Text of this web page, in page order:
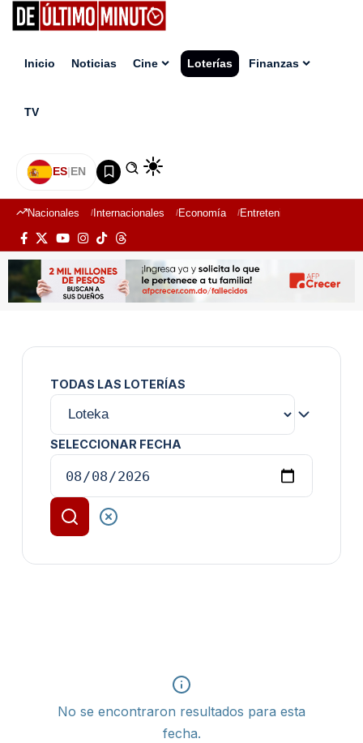
Inicio Noticias Cine Loterías Finanzas
TV
ES|EN
Nacionales Internacionales Economía Entretenimiento
TODAS LAS LOTERÍAS
SELECCIONAR FECHA
No se encontraron resultados para esta
fecha.